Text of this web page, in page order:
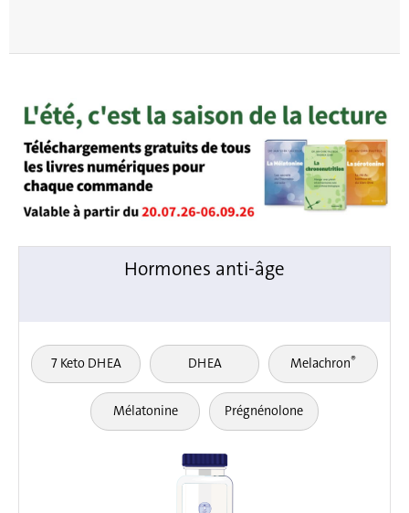
Hormones anti-âge
7 Keto DHEA DHEA Melachron®
Mélatonine Prégnénolone